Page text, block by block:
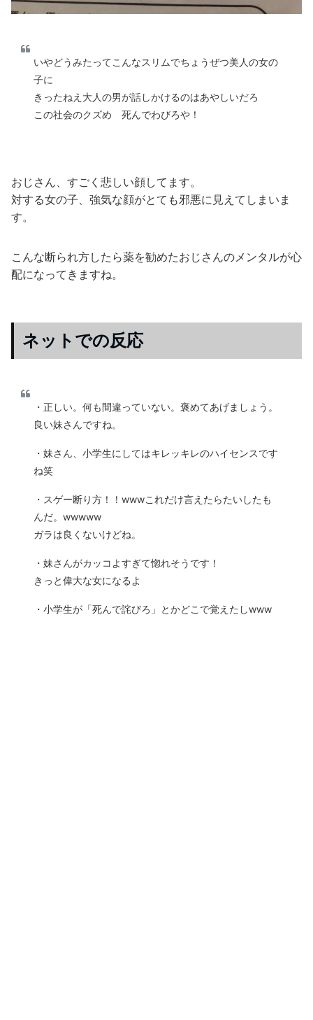
いやどうみたってこんなスリムでちょうぜつ美人の女の
子に
きったねえ大人の男が話しかけるのはあやしいだろ
この社会のクズめ 死んでわびろや！
おじさん、すごく悲しい顔してます。
対する女の子、強気な顔がとても邪悪に見えてしまいま
す。
こんな断られ方したら薬を勧めたおじさんのメンタルが心
配になってきますね。
ネットでの反応
・正しい。何も間違っていない。褒めてあげましょう。
良い妹さんですね。
・妹さん、小学生にしてはキレッキレのハイセンスです
ね笑
・スゲー断り方！！wwwこれだけ言えたらたいしたも
んだ。wwwww
ガラは良くないけどね。
・妹さんがカッコよすぎて惚れそうです！
きっと偉大な女になるよ
・小学生が「死んで詫びろ」とかどこで覚えたしwww